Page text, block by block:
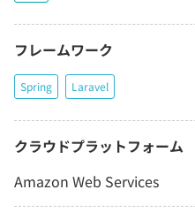
フレームワーク
Spring Laravel
クラウドプラットフォーム
Amazon Web Services